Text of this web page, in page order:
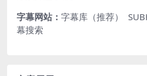
字幕网站： 字幕库（推荐）
幕搜索